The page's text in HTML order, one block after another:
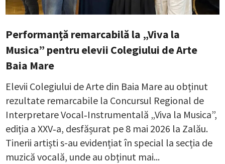
Performanță remarcabilă la „Viva la
Musica” pentru elevii Colegiului de Arte
Baia Mare
Elevii Colegiului de Arte din Baia Mare au obținut
rezultate remarcabile la Concursul Regional de
Interpretare Vocal‑Instrumentală „Viva la Musica”,
ediția a XXV‑a, desfășurat pe 8 mai 2026 la Zalău.
Tinerii artiști s-au evidențiat în special la secția de
muzică vocală, unde au obținut mai